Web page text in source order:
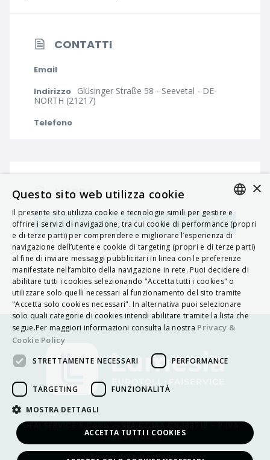
CONTATTI
Email
Indirizzo Glüsinger Straße 58 - Seevetal - DE-
NORTH (21217)
Telefono
MAPPA
Navigatore
©FAI SERVICE S.Coop. – REA CCIAA CN 183718 – P.IVA:
02654640040
ITALIAN
ENGLISH
FRENCH
HUNGARIAN
DEUTSCH
POLSKI
PORTUGUÊS
×
Questo sito web utilizza cookie
Il presente sito utilizza cookie e tecnologie simili per gestire e
offrire i servizi di navigazione, tra cui cookie di performance (propri
e di terze parti) per comprendere e migliorare l’esperienza di
navigazione dell’utente e cookie di targeting (propri e di terze parti)
al fine di inviare messaggi pubblicitari in linea con le preferenze
manifestate nell’ambito della navigazione in rete. Puoi decidere di
abilitare tutti i cookies selezionando "Accetta tutti i cookies" o
utilizzare solo quelli necessari al funzionamento del sito tramite
"Accetta solo cookies necessari". In alternativa puoi selezionare
solo quali categorie di cookies intendi abilitare tramite la lista che
segue.Per maggiori informazioni consulta la nostra Privacy &
Cookie Policy
STRETTAMENTE NECESSARI PERFORMANCE
TARGETING FUNZIONALITÀ
MOSTRA DETTAGLI
ACCETTA TUTTI I COOKIES